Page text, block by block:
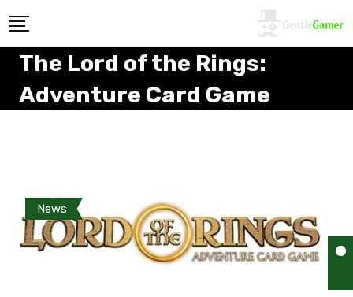
The Lord of the Rings:
Adventure Card Game
News